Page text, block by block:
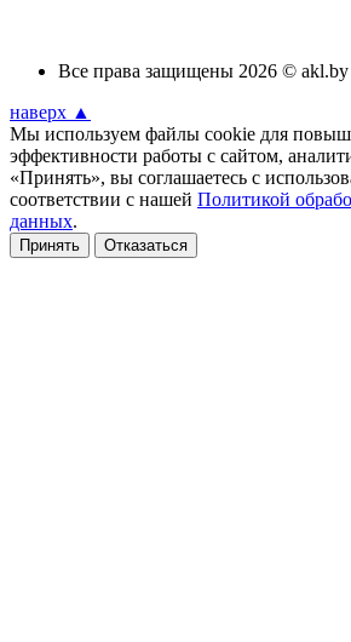
Все права защищены 2026 © akl.by
наверх ▲
Мы используем файлы cookie для
эффективности работы с сайтом,
«Принять», вы соглашаетесь с
соответствии с нашей Политикой
данных.
Принять Отказаться